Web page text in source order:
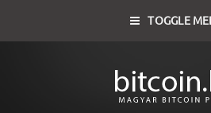
TOGGLE